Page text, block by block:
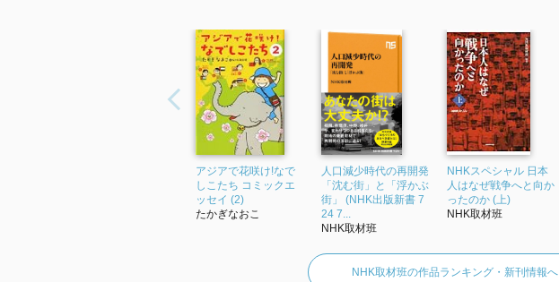
アジアで花咲け!なで
しこたち コミックエ
ッセイ (2)
たかぎなおこ
人口減少時代の再開発
「沈む街」と「浮かぶ
街」 (NHK出版新書 7
24 7...
NHK取材班
NHKスペシャル 日本
人はなぜ戦争へと向か
ったのか (上)
NHK取材班
NHK取材班の作品ランキング・新刊情報へ